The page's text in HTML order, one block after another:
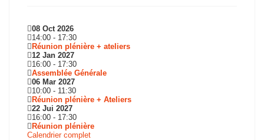
08 Oct 2026
14:00 - 17:30
Réunion plénière + ateliers
12 Jan 2027
16:00 - 17:30
Assemblée Générale
06 Mar 2027
10:00 - 11:30
Réunion plénière + Ateliers
22 Jui 2027
16:00 - 17:30
Réunion plénière
Calendrier complet